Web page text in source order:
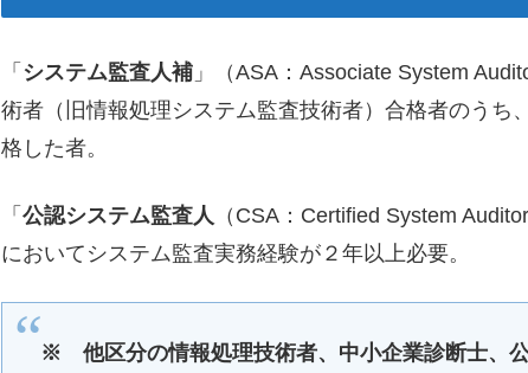
「 システム監査人補 」（ASA：Associate System
術者（旧情報処理システム監査技術者）合格者のうち
格した者。
「 公認システム監査人 （CSA：Certified System
においてシステム監査実務経験が２年以上必要。
※ 他区分の情報処理技術者、中小企業診断士、